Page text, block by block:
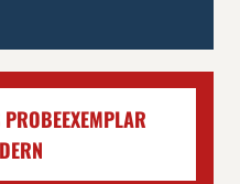
PROBEEXEMPLAR